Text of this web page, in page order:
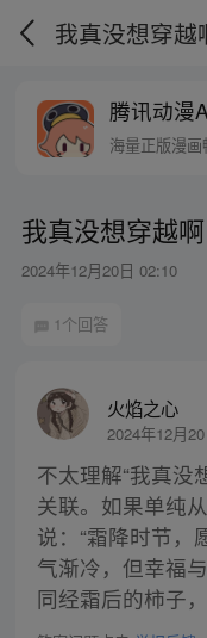
我真没想穿越
腾讯动漫
海量正版漫画
我真没想穿越
2024年12月20日 02:10
1个回答
火焰之心
2024年12月
不太理解“我真没
关联。如果单纯
说：“霜降时节，
气渐冷，但幸福
同经霜后的柿子